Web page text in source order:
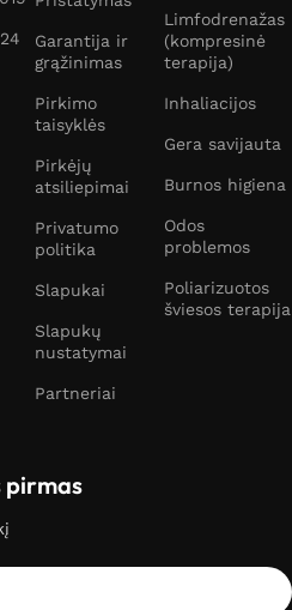
Garantija ir
grąžinimas
Pirkimo
taisyklės
Pirkėjų
atsiliepimai
Privatumo
politika
Slapukai
Slapukų
nustatymai
Partneriai
Limfodrenažas
(kompresinė
terapija)
Inhaliacijos
Gera savijauta
Burnos higiena
Odos
problemos
Poliarizuotos
šviesos terapija
pirmas